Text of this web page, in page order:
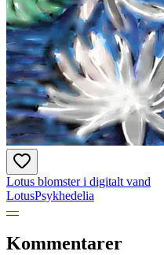
Lotus blomster i digitalt vand
LotusPsykhedelia
—
Kommentarer